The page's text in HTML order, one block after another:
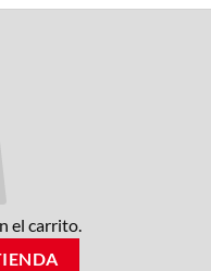
el carrito.